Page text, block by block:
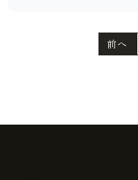
前へ